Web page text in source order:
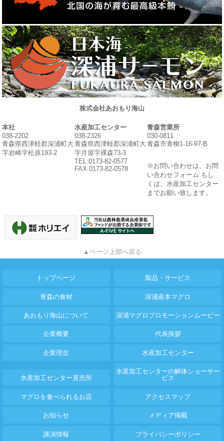
株式会社あおもり海山
本社
038-2202
青森県西津軽郡深浦町大
字岩崎字松原193-2
水産加工センター
038-2326
青森県西津軽郡深浦町大
字月屋字裸森73-3
TEL:0173-82-0577
FAX:0173-82-0578
青森営業所
030-0811
青森市青柳1-16-97-B
※お問い合わせは、お問
い合わせフォーム もし
くは、水産加工センター
までお願い致します。
▲ページ上部へ戻る
トップページ 製品・サービス
青森の食材 深浦産本マグロ
あおもり海山について 深浦マグロプロモーションムービー
企業概要 代表挨拶
企業理念 水産加工センター
水産加工センター直売所
水産加工センターの解体ショーサー
ビス
マグロを食べられるお店 アクセスマップ
お知らせ メディア掲載
講演情報 プライバシーポリシー